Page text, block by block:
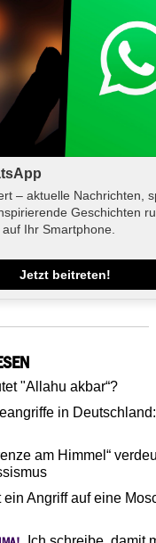
– aktuelle Nachrichten,
Geschichten
Ihr Smartphone.
Jetzt beitreten!
"Allahu akbar“?
in Deutschland:
am Himmel“
ein Angriff auf eine